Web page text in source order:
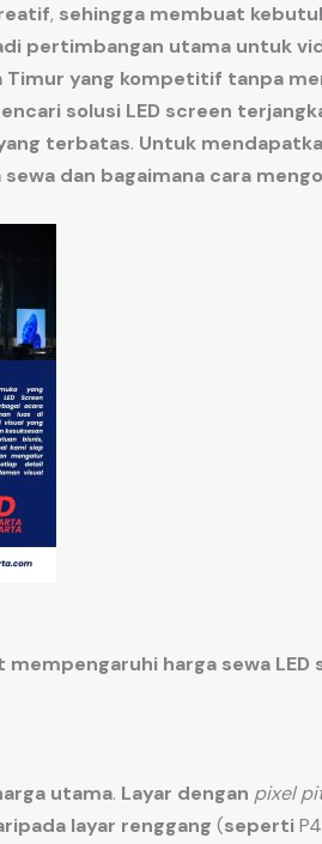
, sehingga membuat
pertimbangan utama untuk
Timur yang kompetitif tanpa
solusi LED screen
terbatas. Untuk
sewa dan bagaimana cara
mempengaruhi harga sewa
utama. Layar dengan pixel
layar renggang (seperti